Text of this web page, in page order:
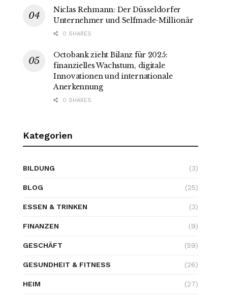
Niclas Rehmann: Der Düsseldorfer
Unternehmer und Selfmade-Millionär
0 SHARES
Octobank zieht Bilanz für 2025:
finanzielles Wachstum, digitale
Innovationen und internationale
Anerkennung
0 SHARES
Kategorien
BILDUNG (3)
BLOG (25)
ESSEN & TRINKEN (3)
FINANZEN (9)
GESCHÄFT (59)
GESUNDHEIT & FITNESS (26)
HEIM (27)